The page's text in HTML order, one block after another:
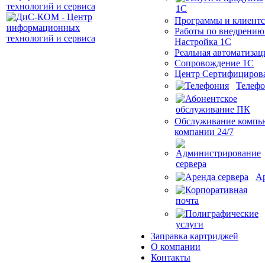
Программы и
Работы по
Настройка 1С
Реальная
Сопровождение 1С
Центр
Обслуживание
компании 24/7
Заправка картриджей
О компании
Контакты